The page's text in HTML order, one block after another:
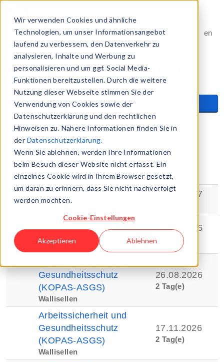
Wir verwenden Cookies und ähnliche
Technologien, um unser Informationsangebot
laufend zu verbessern, den Datenverkehr zu
analysieren, Inhalte und Werbung zu
personalisieren und um ggf. Social Media-
Funktionen bereitzustellen. Durch die weitere
Nutzung dieser Webseite stimmen Sie der
Verwendung von Cookies sowie der
Datenschutzerklärung und den rechtlichen
Hinweisen zu. Nähere Informationen finden Sie in
der Datenschutzerklärung.
Wenn Sie ablehnen, werden Ihre Informationen
beim Besuch dieser Website nicht erfasst. Ein
einzelnes Cookie wird in Ihrem Browser gesetzt,
um daran zu erinnern, dass Sie nicht nachverfolgt
werden möchten.
Cookie-Einstellungen
Akzeptieren Ablehnen
Kontakt
language
navigation
de en
Ausbildungsübersicht
Suche ein-/ausblenden
Name
1 2 3 4 5
Name Beginn
4. Schweizer Aufzugstag
Wallisellen
08.06.2027
Abfallentsorgung im
Wallisellen
15.09.2026
1 Tag(e)
Gesundheitsschutz
(KOPAS-ASGS)
Wallisellen
26.08.2026
2 Tag(e)
Arbeitssicherheit und
Gesundheitsschutz
(KOPAS-ASGS)
Wallisellen
17.11.2026
2 Tag(e)